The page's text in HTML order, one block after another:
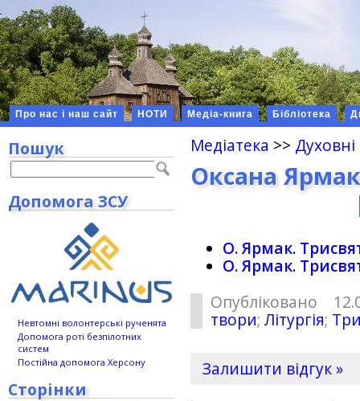
Про нас і наш сайт НОТИ Медіа-книга Бібліотека
Медіатека >>
Оксана
О. Ярмак.
О. Ярмак.
Опубліковано
твори;Літургія;
Залишити відгук »
Пошук
Допомога ЗСУ
Невтомні волонтерські рученята
Допомога роті безпілотних
систем
Постійна допомога Херсону
Сторінки